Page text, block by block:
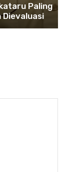
Paling
Dievaluasi